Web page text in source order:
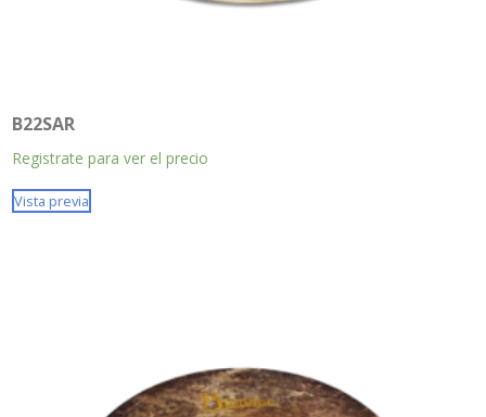
B22SAR
Registrate para ver el precio
Vista previa